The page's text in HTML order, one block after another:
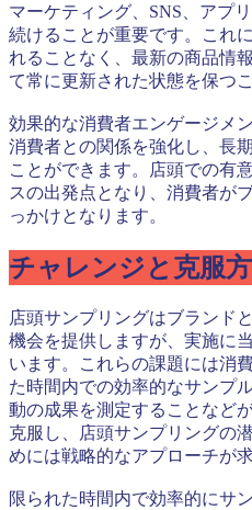
マーケティング、SNS、アプ
続けることが重要です。これ
れることなく、最新の商品情
て常に更新された状態を保つ
効果的な消費者エンゲージメ
消費者との関係を強化し、長
ことができます。店頭での有
スの出発点となり、消費者が
っかけとなります。
チャレンジと克服
店頭サンプリングはブランド
機会を提供しますが、実施に
います。これらの課題には消
た時間内での効率的なサンプ
動の成果を測定することなど
克服し、店頭サンプリングの
めには戦略的なアプローチが
限られた時間内で効率的にサ